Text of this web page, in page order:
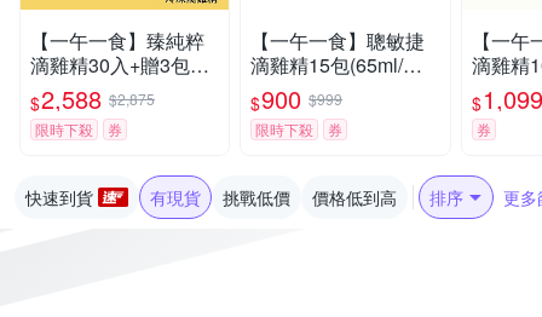
【一午一食】臻純粹
滴雞精30入+贈3包不
挑款(環保包)
$2,588 $2,875
限時下殺
券
【一午一食】聰敏捷
滴雞精15包(65ml/包-
環保包裝)效期2026-1
0-13
$900 $999
限時下殺
券
【一
滴雞精
口味任
$1,099
券
快速到貨 有現貨 挑戰低價 價格低到高 排序 更多